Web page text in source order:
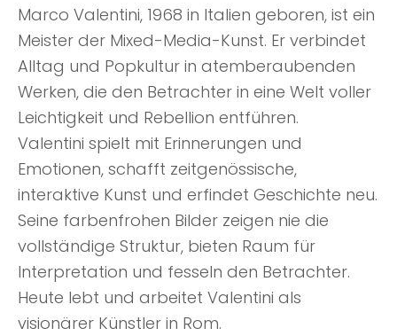
Marco Valentini, 1968 in Italien geboren, ist ein
Meister der Mixed-Media-Kunst. Er verbindet
Alltag und Popkultur in atemberaubenden
Werken, die den Betrachter in eine Welt voller
Leichtigkeit und Rebellion entführen.
Valentini spielt mit Erinnerungen und
Emotionen, schafft zeitgenössische,
interaktive Kunst und erfindet Geschichte neu.
Seine farbenfrohen Bilder zeigen nie die
vollständige Struktur, bieten Raum für
Interpretation und fesseln den Betrachter.
Heute lebt und arbeitet Valentini als
visionärer Künstler in Rom.